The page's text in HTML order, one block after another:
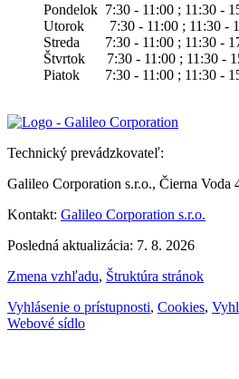
Pondelok 7:30 - 11:00 ; 11:30 -
Utorok 7:30 - 11:00 ; 11:30 -
Streda 7:30 - 11:00 ; 11:30 -
Štvrtok 7:30 - 11:00 ; 11:30 -
Piatok 7:30 - 11:00 ; 11:30 -
Technický prevádzkovateľ:
Galileo Corporation s.r.o., Čierna Voda
Kontakt: Galileo Corporation s.r.o.
Posledná aktualizácia: 7. 8. 2026
Zmena vzhľadu, Štruktúra stránok
Vyhlásenie o prístupnosti, Cookies,
Webové sídlo